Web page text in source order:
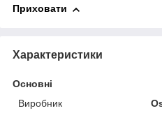
Приховати
Характеристики
Основні
Виробник